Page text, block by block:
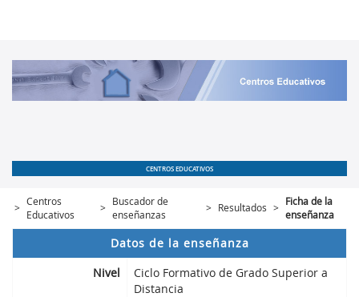
CENTROS EDUCATIVOS
> Centros
Educativos
> Buscador de
enseñanzas
> Resultados > Ficha de la
enseñanza
Datos de la enseñanza
Nivel
Ciclo Formativo de Grado Superior a
Distancia